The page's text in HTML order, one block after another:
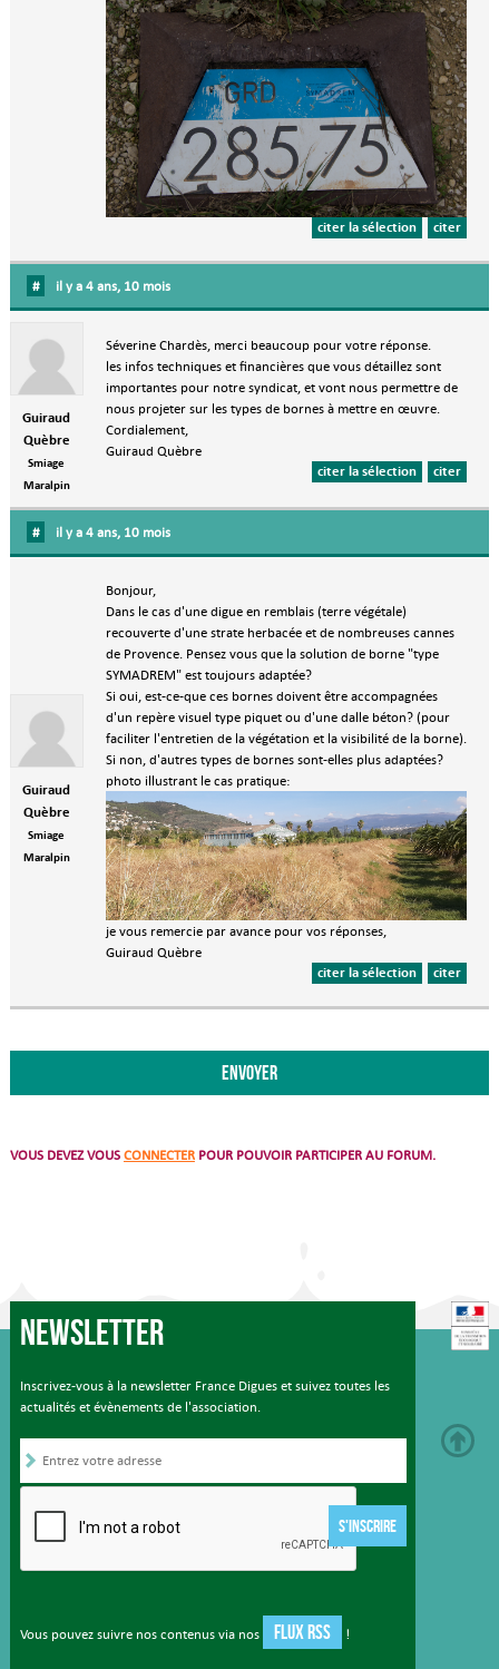
citer
citer la sélection
# il y a 4 ans, 10 mois
Guiraud
Quèbre
Smiage
Maralpin
Séverine Chardès, merci beaucoup pour votre réponse.
les infos techniques et financières que vous détaillez sont
importantes pour notre syndicat, et vont nous permettre de
nous projeter sur les types de bornes à mettre en œuvre.
Cordialement,
Guiraud Quèbre
citer
citer la sélection
# il y a 4 ans, 10 mois
Guiraud
Quèbre
Smiage
Maralpin
Bonjour,
Dans le cas d'une digue en remblais (terre végétale)
recouverte d'une strate herbacée et de nombreuses cannes
de Provence. Pensez vous que la solution de borne "type
SYMADREM" est toujours adaptée?
Si oui, est-ce-que ces bornes doivent être accompagnées
d'un repère visuel type piquet ou d'une dalle béton? (pour
faciliter l'entretien de la végétation et la visibilité de la borne).
Si non, d'autres types de bornes sont-elles plus adaptées?
photo illustrant le cas pratique:
je vous remercie par avance pour vos réponses,
Guiraud Quèbre
citer
citer la sélection
VOUS DEVEZ VOUS CONNECTERPOUR POUVOIR PARTICIPER AU FORUM.
Newsletter
Inscrivez-vous à la newsletter France Digues et suivez toutes les
actualités et évènements de l'association.
S'INSCRIRE
Vous pouvez suivre nos contenus via nos FLUX RSS !